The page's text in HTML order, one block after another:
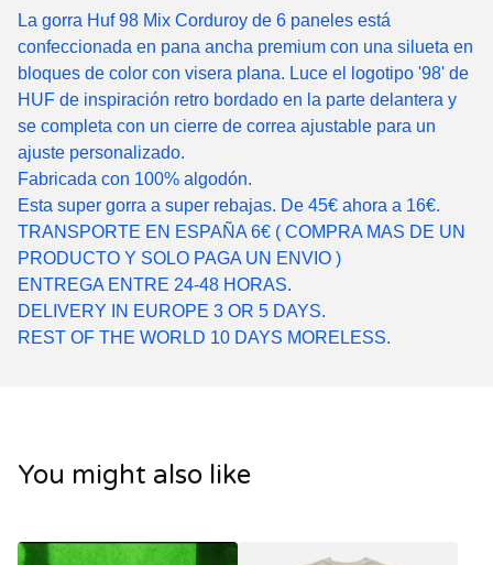
La gorra Huf 98 Mix Corduroy de 6 paneles está
confeccionada en pana ancha premium con una silueta en
bloques de color con visera plana. Luce el logotipo '98' de
HUF de inspiración retro bordado en la parte delantera y
se completa con un cierre de correa ajustable para un
ajuste personalizado.
Fabricada con 100% algodón.
Esta super gorra a super rebajas. De 45€ ahora a 16€.
TRANSPORTE EN ESPAÑA 6€ ( COMPRA MAS DE UN
PRODUCTO Y SOLO PAGA UN ENVIO )
ENTREGA ENTRE 24-48 HORAS.
DELIVERY IN EUROPE 3 OR 5 DAYS.
REST OF THE WORLD 10 DAYS MORELESS.
You might also like